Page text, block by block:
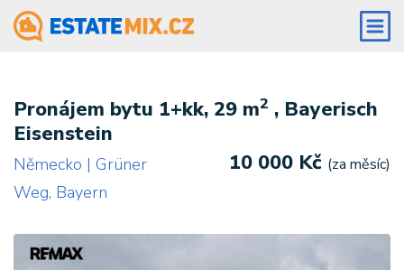
Pronájem bytu 1+kk, 29 m2 , Bayerisch
Eisenstein
Německo | Grüner
Weg, Bayern
10 000 Kč (za měsíc)